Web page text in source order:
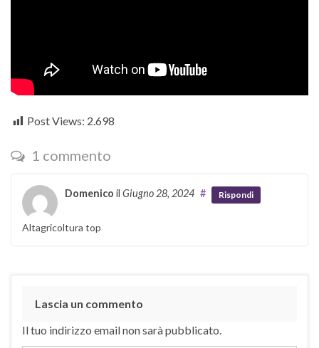
Post Views: 2.698
1 commento
Domenico il Giugno 28, 2024 # Rispondi
Altagricoltura top
Lascia un commento
Il tuo indirizzo email non sarà pubblicato.